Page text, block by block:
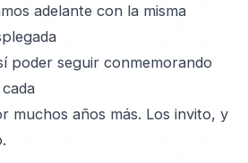
adelante con la misma
poder seguir conmemorando
muchos años más. Los invito, y